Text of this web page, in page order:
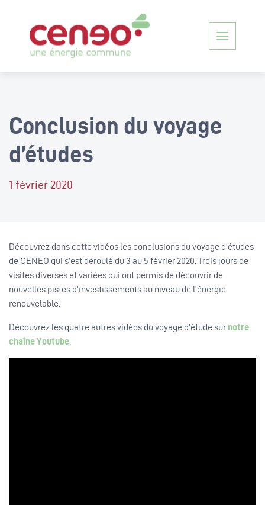
Conclusion du voyage
d’études
1 février 2020
Découvrez dans cette vidéos les conclusions du voyage d’études
de CENEO qui s’est déroulé du 3 au 5 février 2020. Trois jours de
visites diverses et variées qui ont permis de découvrir de
nouvelles pistes d’investissements au niveau de l’énergie
renouvelable.
Découvrez les quatre autres vidéos du voyage d’étude sur notre
chaîne Youtube